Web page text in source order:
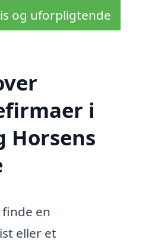
og uforpligtende
i
Horsens
en
eller et